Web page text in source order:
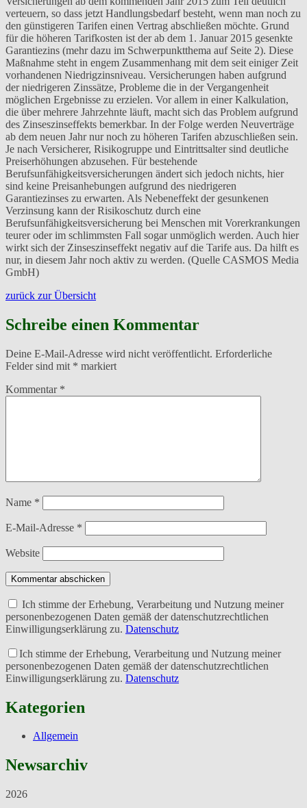
verteuern, so dass jetzt Handlungsbedarf besteht, wenn man noch zu
den günstigeren Tarifen einen Vertrag abschließen möchte. Grund
für die höheren Tarifkosten ist der ab dem 1. Januar 2015 gesenkte
Garantiezins (mehr dazu im Schwerpunktthema auf Seite 2). Diese
Maßnahme steht in engem Zusammenhang mit dem seit einiger Zeit
vorhandenen Niedrigzinsniveau. Versicherungen haben aufgrund
der niedrigeren Zinssätze, Probleme die in der Vergangenheit
möglichen Ergebnisse zu erzielen. Vor allem in einer Kalkulation,
die über mehrere Jahrzehnte läuft, macht sich das Problem aufgrund
des Zinseszinseffekts bemerkbar. In der Folge werden Neuverträge
ab dem neuen Jahr nur noch zu höheren Tarifen abzuschließen sein.
Je nach Versicherer, Risikogruppe und Eintrittsalter sind deutliche
Preiserhöhungen abzusehen. Für bestehende
Berufsunfähigkeitsversicherungen ändert sich jedoch nichts, hier
sind keine Preisanhebungen aufgrund des niedrigeren
Garantiezinses zu erwarten. Als Nebeneffekt der gesunkenen
Verzinsung kann der Risikoschutz durch eine
Berufsunfähigkeitsversicherung bei Menschen mit Vorerkrankungen
teurer oder im schlimmsten Fall sogar unmöglich werden. Auch hier
wirkt sich der Zinseszinseffekt negativ auf die Tarife aus. Da hilft es
nur, in diesem Jahr noch aktiv zu werden. (Quelle CASMOS Media
GmbH)
zurück zur Übersicht
Schreibe einen Kommentar
Deine E-Mail-Adresse wird nicht veröffentlicht. Erforderliche
Felder sind mit * markiert
Kommentar *
Name *
E-Mail-Adresse *
Website
Kommentar abschicken
Ich stimme der Erhebung, Verarbeitung und Nutzung meiner
personenbezogenen Daten gemäß der datenschutzrechtlichen
Einwilligungserklärung zu. Datenschutz
Ich stimme der Erhebung, Verarbeitung und Nutzung meiner
personenbezogenen Daten gemäß der datenschutzrechtlichen
Einwilligungserklärung zu. Datenschutz
Kategorien
Allgemein
Newsarchiv
2026